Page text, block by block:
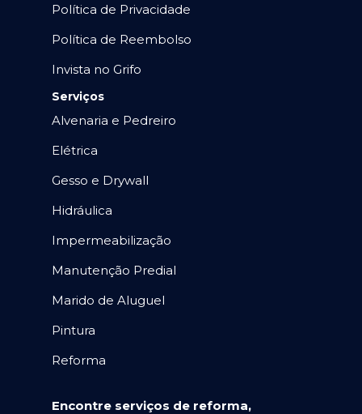
Política de Privacidade
Política de Reembolso
Invista no Grifo
Serviços
Alvenaria e Pedreiro
Elétrica
Gesso e Drywall
Hidráulica
Impermeabilização
Manutenção Predial
Marido de Aluguel
Pintura
Reforma
Encontre serviços de reforma,